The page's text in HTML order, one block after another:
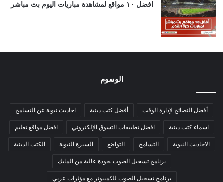
افضل ١٠ مواقع لمشاهدة مباريات اليوم بث مباشر
الوسوم
أفضل النصائح لإدارة الوقت أفضل كتب دينية احاديث نبوية عن التسامح
اسماء كتب دينية افضل تطبيقات التسوق الإلكتروني افضل مواقع تعليم
الاحاديث النبوية التسامح التواضع السيرة النبوية الكتب الدينية
برنامج تسجيل الصوت بجودة عالية من المايك
برنامج تسجيل الصوت للكمبيوتر مع مؤثرات عربي